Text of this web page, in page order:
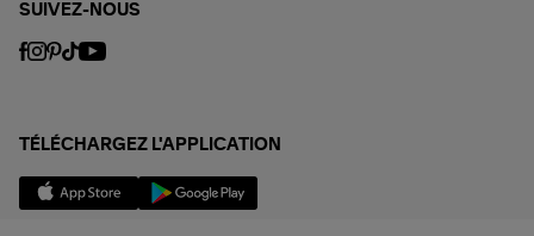
SUIVEZ-NOUS
TÉLÉCHARGEZ L'APPLICATION